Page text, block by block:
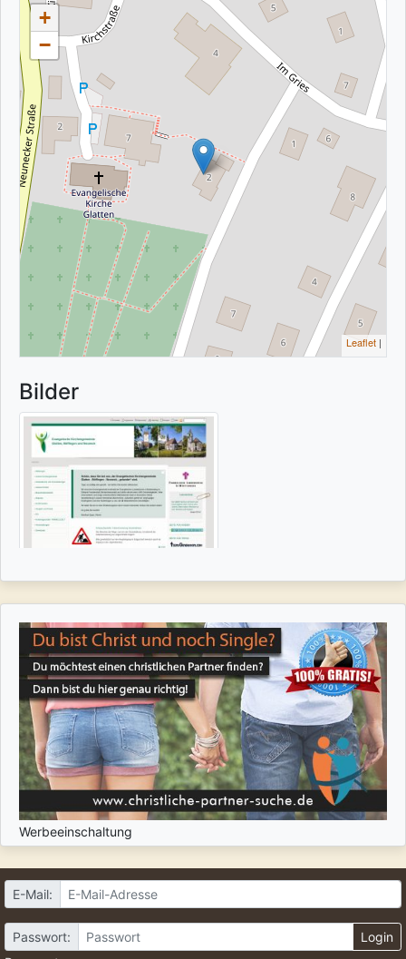
+
−
Leaflet |
Bilder
Werbeeinschaltung
E-Mail:
Passwort:
Login